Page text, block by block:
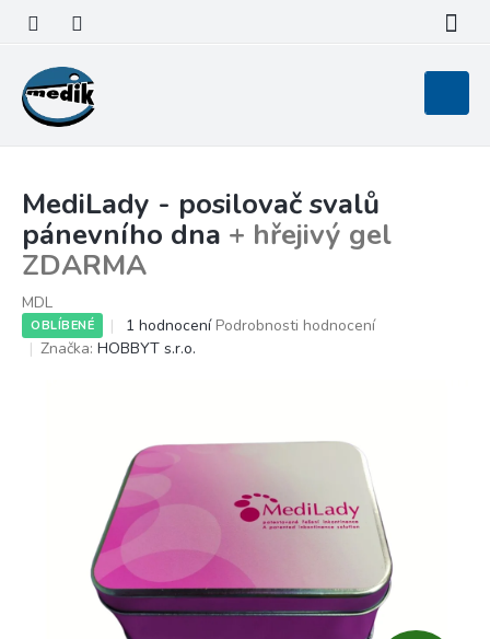
obsah
košík
MediLady - posilovač svalů
pánevního dna + hřejivý gel
ZDARMA
MDL
OBLÍBENÉ
Průměrné
hodnocení
hvězdiček.
1 hodnocení Podrobnosti hodnocení
Značka: HOBBYT s.r.o.